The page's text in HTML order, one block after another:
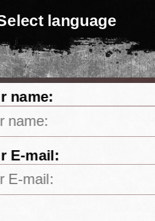
language
name:
E-mail: